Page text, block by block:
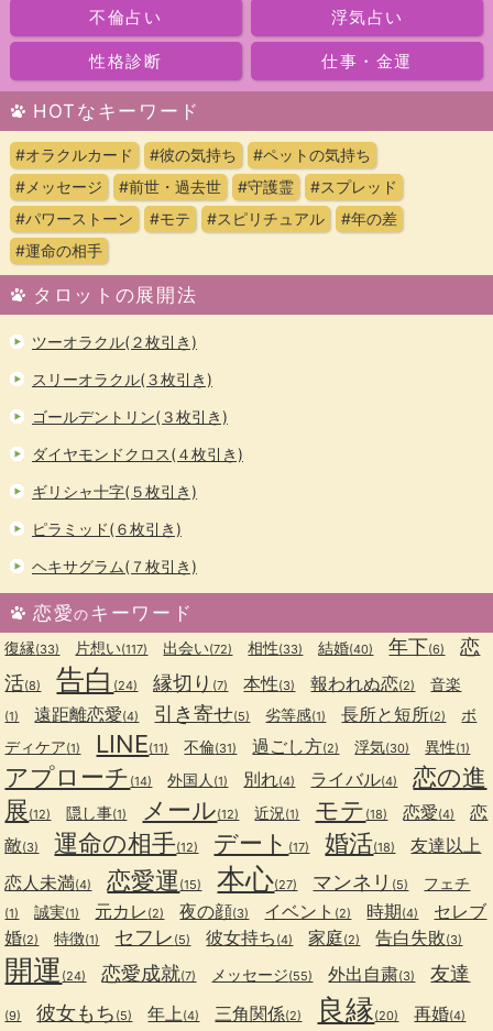
不倫占い 浮気占い
性格診断 仕事・金運
HOTなキーワード
#オラクルカード #彼の気持ち
#ペットの気持ち
#メッセージ
#前世・過去世 #守護霊
#スプレッド
#パワーストーン
#モテ #スピリチュアル
#年の差
#運命の相手
タロットの展開法
ツーオラクル(２枚引き)
スリーオラクル(３枚引き)
ゴールデントリン(３枚引き)
ダイヤモンドクロス(４枚引き)
ギリシャ十字(５枚引き)
ピラミッド(６枚引き)
ヘキサグラム(７枚引き)
恋愛のキーワード
復縁(33) 片想い(117) 出会い(72) 相性(33) 結婚(40) 年下(6)
恋
活(8) 告白 (24) 縁切り (7) 本性(3) 報われぬ恋(2) 音楽
(1) 遠距離恋愛(4) 引き寄せ(5) 劣等感(1) 長所と短所(2)
ボ
ディケア(1) LINE(11) 不倫(31) 過ごし方(2) 浮気(30) 異性(1)
アプローチ (14) 外国人 (1) 別れ(4) ライバル(4)
恋の進
展(12) 隠し事(1) メール(12) 近況 (1) モテ (18) 恋愛(4)
恋
敵(3) 運命の相手(12) デート (17) 婚活(18)
友達以上
恋人未満(4) 恋愛運 (15) 本心(27) マンネリ (5) フェチ
(1) 誠実(1) 元カレ (2) 夜の顔(3) イベント (2) 時期(4)
セレブ
婚(2) 特徴(1) セフレ (5) 彼女持ち (4) 家庭(2) 告白失敗(3)
開運 (24) 恋愛成就(7) メッセージ(55) 外出自粛(3) 友達
(9) 彼女もち (5) 年上(4) 三角関係(2) 良縁(20) 再婚(4)